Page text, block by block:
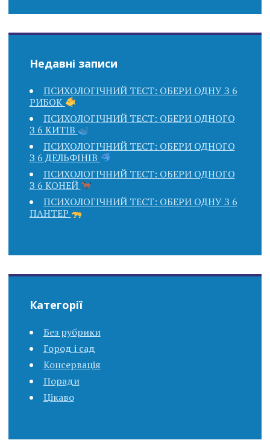
Недавні записи
ПСИХОЛОГІЧНИЙ ТЕСТ: ОБЕРИ ОДНУ З 6
РИБОК
ПСИХОЛОГІЧНИЙ ТЕСТ: ОБЕРИ ОДНОГО
З 6 КИТІВ
ПСИХОЛОГІЧНИЙ ТЕСТ: ОБЕРИ ОДНОГО
З 6 ДЕЛЬФІНІВ
ПСИХОЛОГІЧНИЙ ТЕСТ: ОБЕРИ ОДНОГО
З 6 КОНЕЙ
ПСИХОЛОГІЧНИЙ ТЕСТ: ОБЕРИ ОДНУ З 6
ПАНТЕР
Категорії
Без рубрики
Город і сад
Консервація
Поради
Цікаво